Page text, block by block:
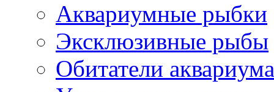
Аквариумные рыбки
Эксклюзивные рыбы
Обитатели аквариума